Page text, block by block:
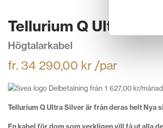
Tellurium Q Ultra Silver
Högtalarkabel
fr. 34 290,00 kr /par
Delbetalning från 1 627,00 kr/månad
Tellurium Q Ultra Silver är från deras helt Nya